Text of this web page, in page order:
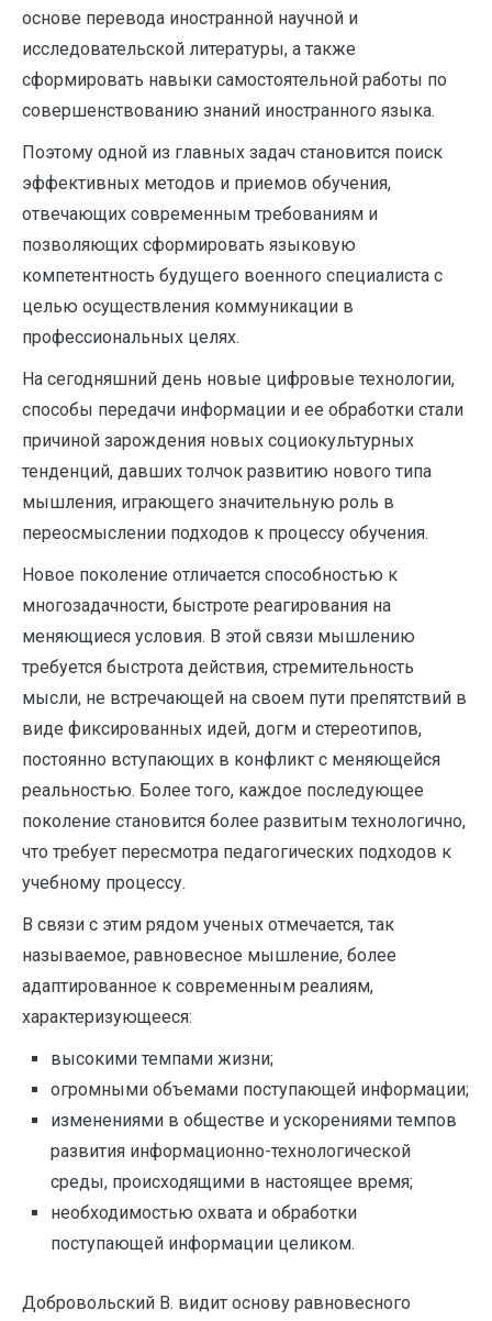
основе перевода иностранной научной и
исследовательской литературы, а также
сформировать навыки самостоятельной работы по
совершенствованию знаний иностранного языка.
Поэтому одной из главных задач становится поиск
эффективных методов и приемов обучения,
отвечающих современным требованиям и
позволяющих сформировать языковую
компетентность будущего военного специалиста с
целью осуществления коммуникации в
профессиональных целях.
На сегодняшний день новые цифровые технологии,
способы передачи информации и ее обработки стали
причиной зарождения новых социокультурных
тенденций, давших толчок развитию нового типа
мышления, играющего значительную роль в
переосмыслении подходов к процессу обучения.
Новое поколение отличается способностью к
многозадачности, быстроте реагирования на
меняющиеся условия. В этой связи мышлению
требуется быстрота действия, стремительность
мысли, не встречающей на своем пути препятствий в
виде фиксированных идей, догм и стереотипов,
постоянно вступающих в конфликт с меняющейся
реальностью. Более того, каждое последующее
поколение становится более развитым технологично,
что требует пересмотра педагогических подходов к
учебному процессу.
В связи с этим рядом ученых отмечается, так
называемое, равновесное мышление, более
адаптированное к современным реалиям,
характеризующееся:
высокими темпами жизни;
огромными объемами поступающей информации;
изменениями в обществе и ускорениями темпов
развития информационно-технологической
среды, происходящими в настоящее время;
необходимостью охвата и обработки
поступающей информации целиком.
Добровольский В. видит основу равновесного